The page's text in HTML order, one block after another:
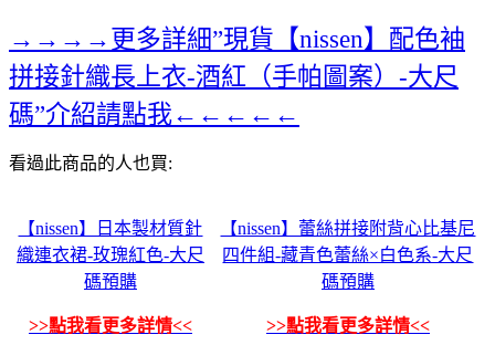
→→→→更多詳細”現貨【nissen】配色袖
拼接針織長上衣-酒紅（手帕圖案）-大尺
碼”介紹請點我←←←←←
看過此商品的人也買:
【nissen】日本製材質針
織連衣裙-玫瑰紅色-大尺
碼預購
>>點我看更多詳情<<
【nissen】蕾絲拼接附背心比基尼
四件組-藏青色蕾絲×白色系-大尺
碼預購
>>點我看更多詳情<<